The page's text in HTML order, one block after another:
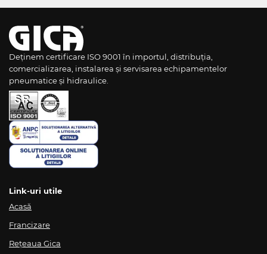
Deținem certificare ISO 9001 în importul, distribuția,
comercializarea, instalarea și servisarea echipamentelor
pneumatice și hidraulice.
Link-uri utile
Acasă
Francizare
Rețeaua Gica